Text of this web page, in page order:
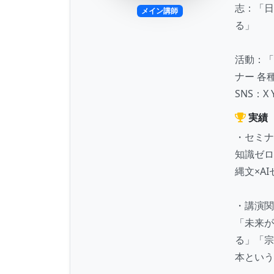
メイン講師
志：「
る」
活動：
ナー 各
SNS：
実績
・セミ
知識ゼ
縄文×AI
・講演
「未来
る」「
本とい